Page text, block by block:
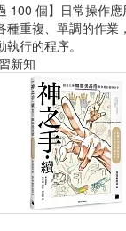
100 個】日常操作
種重複、單調的作業
行的程序。
新知